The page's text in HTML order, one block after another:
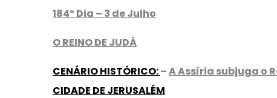
184º Dia – 3 de Julho
O REINO DE JUDÁ
CENÁRIO HISTÓRICO:–A Assíria subjuga o
CIDADE DE JERUSALÉM